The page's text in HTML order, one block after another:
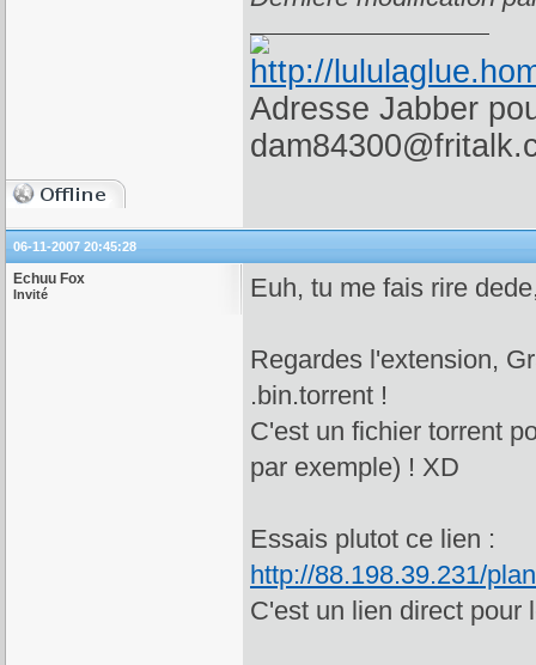
Adresse Jabber
06-11-2007 20:45:28
Echuu Fox
Invité Euh, tu me fais rire
Regardes l'extension,
.bin.torrent !
C'est un fichier torrent
par exemple) ! XD
Essais plutot ce lien :
http://88.198.39.231/
C'est un lien direct pour